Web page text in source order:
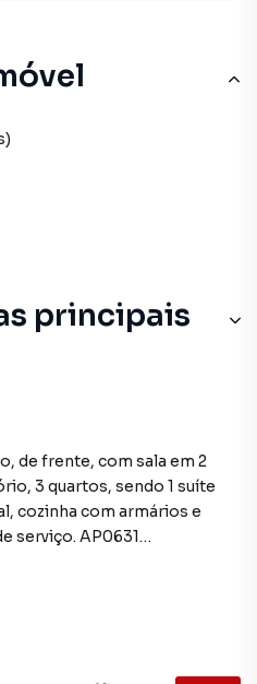
principais
de frente, com sala em 2
3 quartos, sendo 1 suíte
cozinha com armários e
serviço. AP0631
neste anúncio